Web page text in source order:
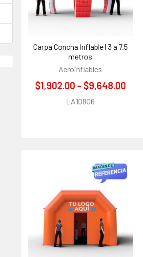
Carpa Concha Inflable | 3 a 7.5
metros
Aeroinflables
$1,902.00 - $9,648.00
LA10806